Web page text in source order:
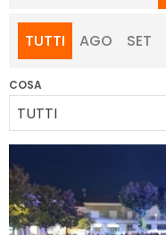
TUTTI AGO SET
COSA
TUTTI